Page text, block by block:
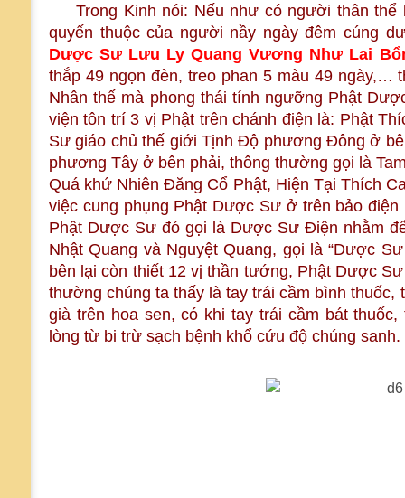
Trong Kinh nói: Nếu như có người thân
quyến thuộc của người nầy ngày đêm cúng
Dược Sư Lưu Ly Quang Vương Như Lai
thắp 49 ngọn đèn, treo phan 5 màu 49
Nhân thế mà phong thái tính ngưỡng Phật
viện tôn trí 3 vị Phật trên chánh điện là: Phật
Sư giáo chủ thế giới Tịnh Độ phương Đông ở
phương Tây ở bên phải, thông thường gọi là
Quá khứ Nhiên Đăng Cổ Phật, Hiện Tại Thích
việc cung phụng Phật Dược Sư ở trên bảo
Phật Dược Sư đó gọi là Dược Sư Điện nhằm
Nhật Quang và Nguyệt Quang, gọi là “Dược
bên lại còn thiết 12 vị thần tướng, Phật Dược
thường chúng ta thấy là tay trái cầm bình thuốc,
già trên hoa sen, có khi tay trái cầm bát
lòng từ bi trừ sạch bệnh khổ cứu độ chúng sanh.